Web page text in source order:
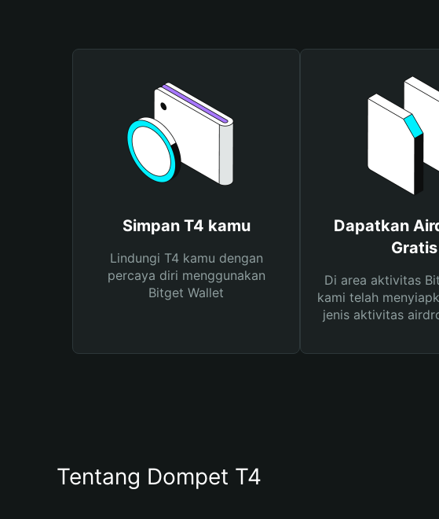
Simpan T4 kamu
Lindungi T4 kamu dengan
percaya diri menggunakan
Bitget Wallet
Dapatkan
Gratis
Di area aktivitas
kami telah
jenis aktivitas
Tentang Dompet T4